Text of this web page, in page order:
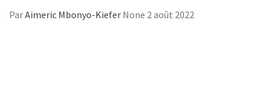
ParAimeric Mbonyo-Kiefer None 2 août 2022